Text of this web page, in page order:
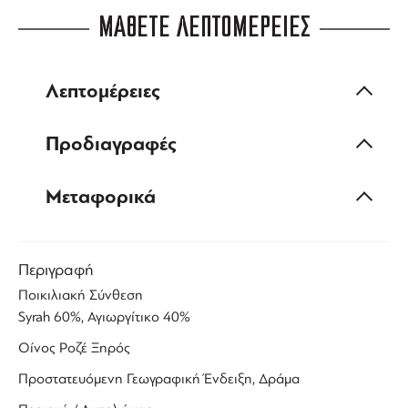
ΜΑΘΕΤΕ ΛΕΠΤΟΜΕΡΕΙΕΣ
Λεπτομέρειες
Προδιαγραφές
Μεταφορικά
Περιγραφή
Ποικιλιακή Σύνθεση
Syrah 60%, Αγιωργίτικο 40%
Οίνος Ροζέ Ξηρός
Προστατευόμενη Γεωγραφική Ένδειξη, Δράμα